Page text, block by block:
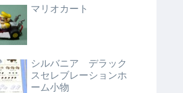
マリオカート
シルバニア デラック
スセレブレーションホ
ーム小物